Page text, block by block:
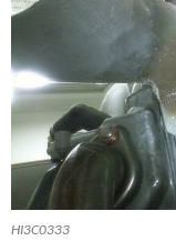
HI3C0333